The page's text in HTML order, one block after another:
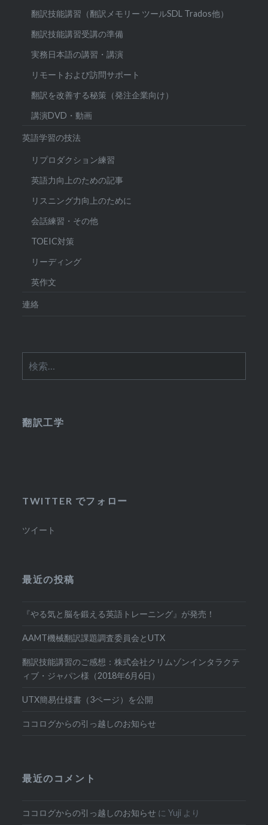
翻訳技能講習（翻訳メモリー ツールSDL Trados他）
翻訳技能講習受講の準備
実務日本語の講習・講演
リモートおよび訪問サポート
翻訳を改善する秘策（発注企業向け）
講演DVD・動画
英語学習の技法
リプロダクション練習
英語力向上のための記事
リスニング力向上のために
会話練習・その他
TOEIC対策
リーディング
英作文
連絡
索:
翻訳工学
TWITTER でフォロー
ツイート
最近の投稿
『やる気と脳を鍛える英語トレーニング』が発売！
AAMT機械翻訳課題調査委員会とUTX
翻訳技能講習のご感想：株式会社クリムゾンインタラクテ
ィブ・ジャパン様（2018年6月6日）
UTX簡易仕様書（3ページ）を公開
ココログからの引っ越しのお知らせ
最近のコメント
ココログからの引っ越しのお知らせ にYuji より